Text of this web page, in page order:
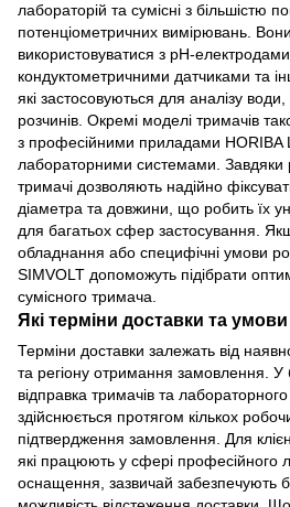
лабораторій та сумісні з більшістю
потенціометричних вимірювань.
використовуватися з pH-
кондуктометричними датчиками та
які застосовуються для аналізу води,
розчинів. Окремі моделі тримачів
з професійними приладами HORIBA
лабораторними системами. Завдяки
тримачі дозволяють надійно
діаметра та довжини, що робить їх
для багатьох сфер застосування.
обладнання або специфічні умови
SIMVOLT допоможуть підібрати
сумісного тримача.
Які терміни доставки та
Терміни доставки залежать від
та регіону отримання замовлення. У
відправка тримачів та
здійснюється протягом кількох
підтвердження замовлення. Для
які працюють у сфері професійного
оснащення, зазвичай забезпечують